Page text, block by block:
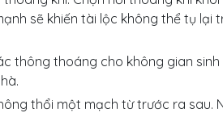
sẽ khiến tài lộc không thể tụ lại
thông thoáng cho không gian sinh
thổi một mạch từ trước ra sau.